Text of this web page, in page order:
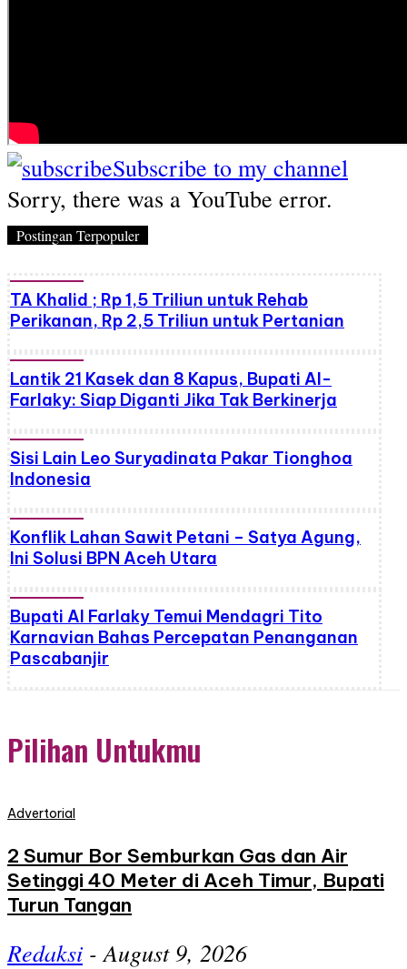
Subscribe to my channel
Sorry, there was a YouTube error.
Postingan Terpopuler
TA Khalid ; Rp 1,5 Triliun untuk Rehab
Perikanan, Rp 2,5 Triliun untuk Pertanian
Lantik 21 Kasek dan 8 Kapus, Bupati Al-
Farlaky: Siap Diganti Jika Tak Berkinerja
Sisi Lain Leo Suryadinata Pakar Tionghoa
Indonesia
Konflik Lahan Sawit Petani – Satya Agung,
Ini Solusi BPN Aceh Utara
Bupati Al Farlaky Temui Mendagri Tito
Karnavian Bahas Percepatan Penanganan
Pascabanjir
Pilihan Untukmu
Advertorial
2 Sumur Bor Semburkan Gas dan Air
Setinggi 40 Meter di Aceh Timur, Bupati
Turun Tangan
Redaksi - August 9, 2026